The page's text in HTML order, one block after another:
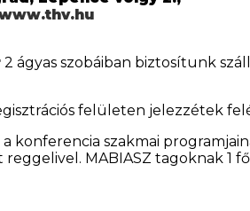
2 ágyas szobáiban biztosítunk
felületen jelezzétek
szakmai
MABIASZ tagoknak 1